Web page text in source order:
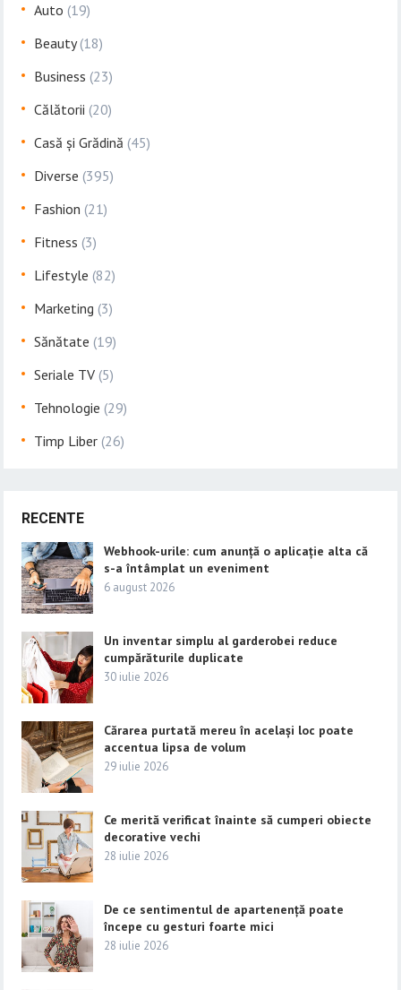
Auto (19)
Beauty(18)
Business (23)
Călătorii (20)
Casă și Grădină (45)
Diverse (395)
Fashion (21)
Fitness (3)
Lifestyle (82)
Marketing (3)
Sănătate (19)
Seriale TV (5)
Tehnologie (29)
Timp Liber (26)
RECENTE
Webhook-urile: cum anunță o aplicație alta că
s-a întâmplat un eveniment
6 august 2026
Un inventar simplu al garderobei reduce
cumpărăturile duplicate
30 iulie 2026
Cărarea purtată mereu în același loc poate
accentua lipsa de volum
29 iulie 2026
Ce merită verificat înainte să cumperi obiecte
decorative vechi
28 iulie 2026
De ce sentimentul de apartenență poate
începe cu gesturi foarte mici
28 iulie 2026